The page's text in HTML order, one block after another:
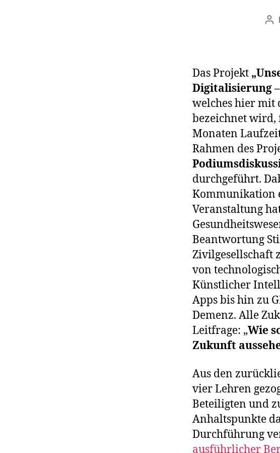
Das Projekt
Digitalisierung
welches hier mit
bezeichnet wird,
Monaten
Rahmen des
durchgeführt.
Kommunikation
Veranstaltung
Beantwortung
Zivilgesellschaft
von
Künstlicher
Apps bis hin zu
Demenz. Alle
Leitfrage: „Wie
Zukunft
Aus den
vier Lehren
Beteiligten und
Anhaltspunkte
Durchführung
ausführlicher